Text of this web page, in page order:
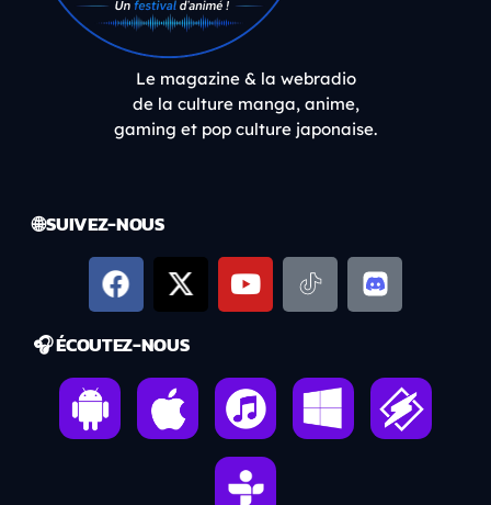
Le magazine & la webradio
de la culture manga, anime,
gaming et pop culture japonaise.
🌐 SUIVEZ-NOUS
🎧 ÉCOUTEZ-NOUS